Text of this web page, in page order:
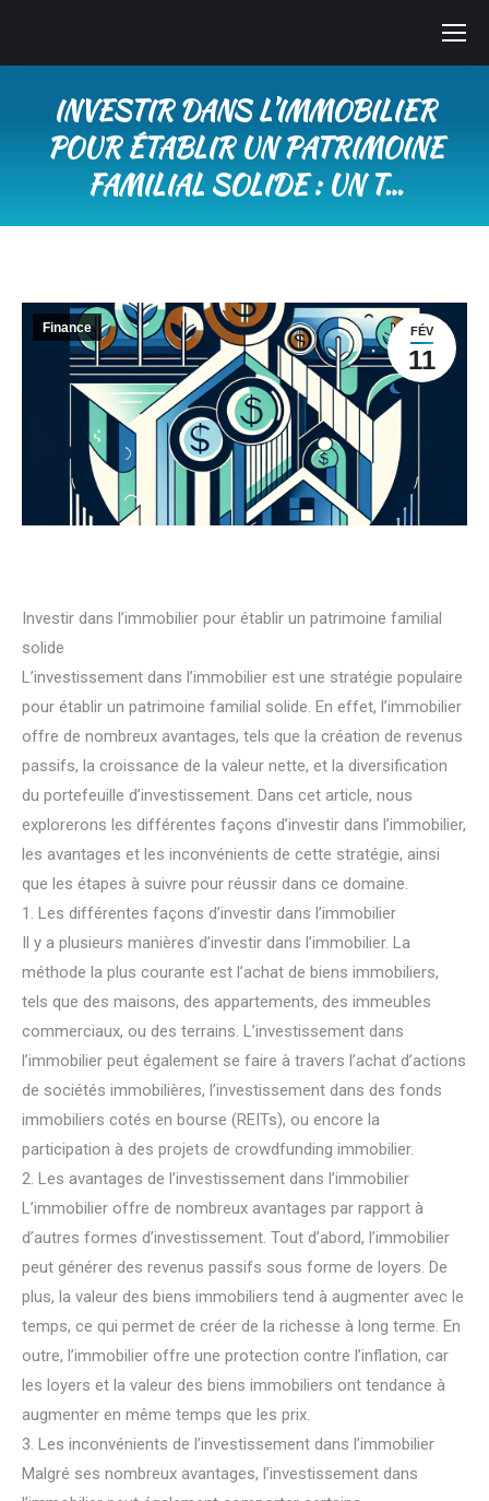
INVESTIR DANS L’IMMOBILIER
POUR ÉTABLIR UN PATRIMOINE
FAMILIAL SOLIDE : UN T…
FÉV
11
Finance
Investir dans l’immobilier pour établir un patrimoine familial
solide
L’investissement dans l’immobilier est une stratégie populaire
pour établir un patrimoine familial solide. En effet, l’immobilier
offre de nombreux avantages, tels que la création de revenus
passifs, la croissance de la valeur nette, et la diversification
du portefeuille d’investissement. Dans cet article, nous
explorerons les différentes façons d’investir dans l’immobilier,
les avantages et les inconvénients de cette stratégie, ainsi
que les étapes à suivre pour réussir dans ce domaine.
1. Les différentes façons d’investir dans l’immobilier
Il y a plusieurs manières d’investir dans l’immobilier. La
méthode la plus courante est l’achat de biens immobiliers,
tels que des maisons, des appartements, des immeubles
commerciaux, ou des terrains. L’investissement dans
l’immobilier peut également se faire à travers l’achat d’actions
de sociétés immobilières, l’investissement dans des fonds
immobiliers cotés en bourse (REITs), ou encore la
participation à des projets de crowdfunding immobilier.
2. Les avantages de l’investissement dans l’immobilier
L’immobilier offre de nombreux avantages par rapport à
d’autres formes d’investissement. Tout d’abord, l’immobilier
peut générer des revenus passifs sous forme de loyers. De
plus, la valeur des biens immobiliers tend à augmenter avec le
temps, ce qui permet de créer de la richesse à long terme. En
outre, l’immobilier offre une protection contre l’inflation, car
les loyers et la valeur des biens immobiliers ont tendance à
augmenter en même temps que les prix.
3. Les inconvénients de l’investissement dans l’immobilier
Malgré ses nombreux avantages, l’investissement dans